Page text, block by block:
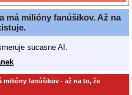
má milióny fanúšikov. Až na
sucasne AI.
milióny fanúšikov - až na to, že